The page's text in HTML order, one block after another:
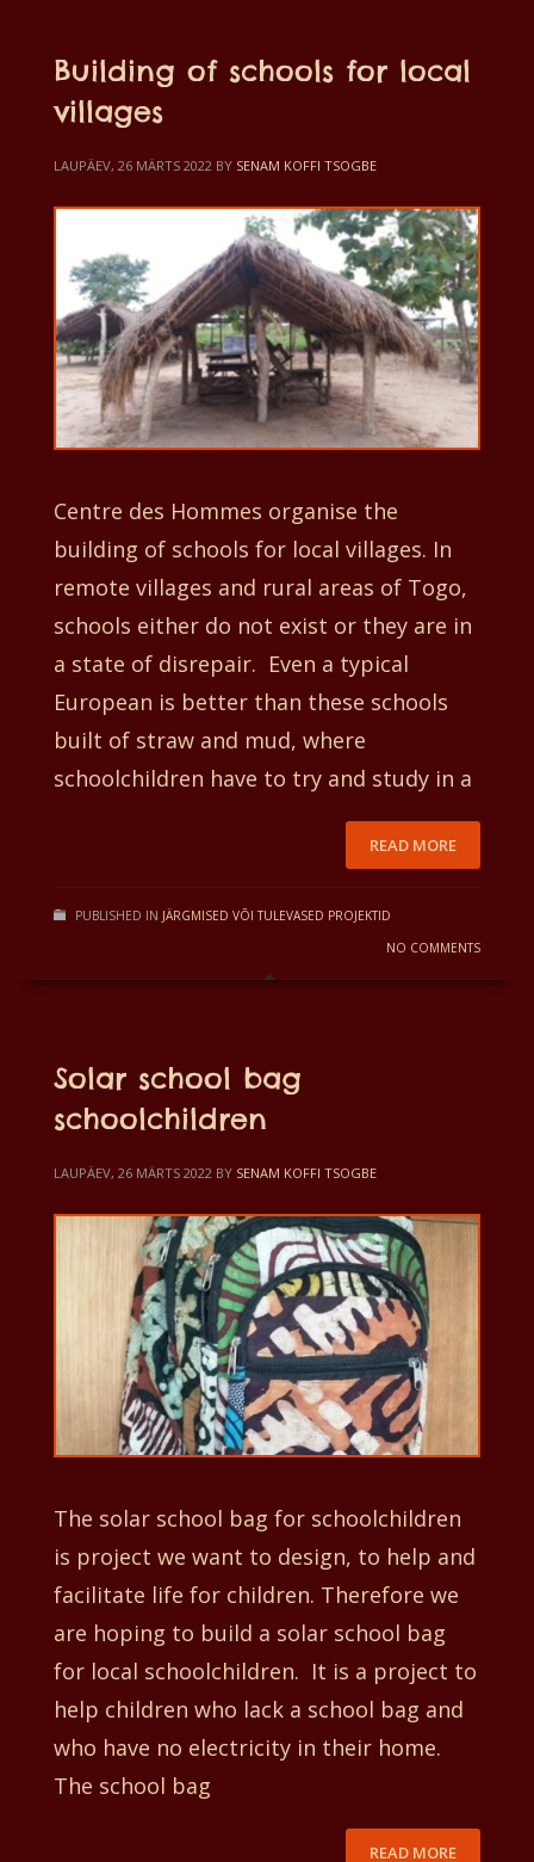
Building of schools for local
villages
LAUPÄEV, 26 MÄRTS 2022 BY SENAM KOFFI TSOGBE
Centre des Hommes organise the
building of schools for local villages. In
remote villages and rural areas of Togo,
schools either do not exist or they are in
a state of disrepair. Even a typical
European is better than these schools
built of straw and mud, where
schoolchildren have to try and study in a
READ MORE
PUBLISHED IN JÄRGMISED VÕI TULEVASED PROJEKTID
NO COMMENTS
Solar school bag
schoolchildren
LAUPÄEV, 26 MÄRTS 2022 BY SENAM KOFFI TSOGBE
The solar school bag for schoolchildren
is project we want to design, to help and
facilitate life for children. Therefore we
are hoping to build a solar school bag
for local schoolchildren. It is a project to
help children who lack a school bag and
who have no electricity in their home.
The school bag
READ MORE